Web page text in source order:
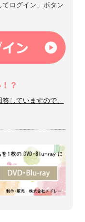
ログイン」ボタン
？
していますので、